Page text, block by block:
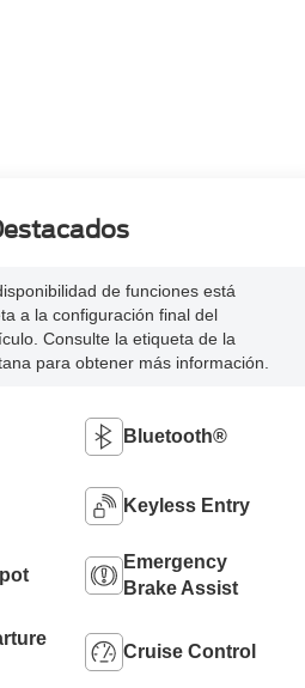
de funciones está
a la configuración final del
Consulte la etiqueta de la
para obtener más información.
Bluetooth®
Keyless Entry
Emergency
Brake Assist
Cruise Control